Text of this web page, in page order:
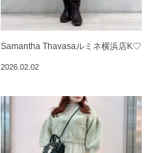
2026.02.02
Samantha Thavasa ルミネ横浜店K♡